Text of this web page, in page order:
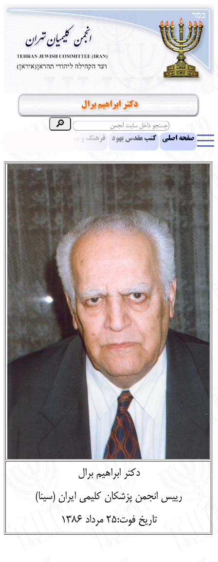
دکتر ابراهیم برال
صفحه اصلی کتب مقدس یهود فرهنگ و بینش یهود
ادبیات آموزش زبان عبری معرفی کتاب بناهای تاریخی
نشریه افق بینا نرم‌افزار تحقیق یهودیان جهان آرشیو آلبوم عکس
نهاد های انجمن تماس باما پرسش و پاسخ انتقادات و پیشنهادات
English עברית
دکتر ابراهیم برال
رییس انجمن پزشکان کلیمی ایران (سینا)
تاریخ فوت:25 مرداد 1386